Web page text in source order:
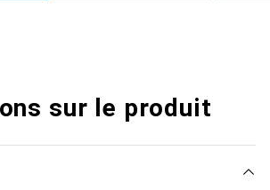
sur le produit